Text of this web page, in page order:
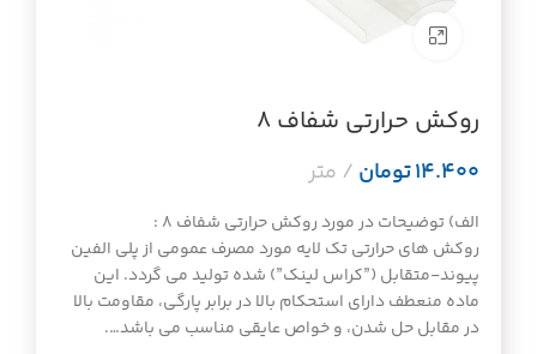
روکش حرارتی شفاف ۸
تومان
الف) توضیحات در مورد روکش حرارتی شفاف ۸ :
روکش های حرارتی تک لایه مورد مصرف عمومی از پلی الفین
پیوند-متقابل (”کراس لینک”) شده تولید می گردد. این
ماده منعطف دارای استحکام بالا در برابر پارگی، مقاومت بالا
در مقابل حل شدن، و خواص عایقی مناسب می باشد….